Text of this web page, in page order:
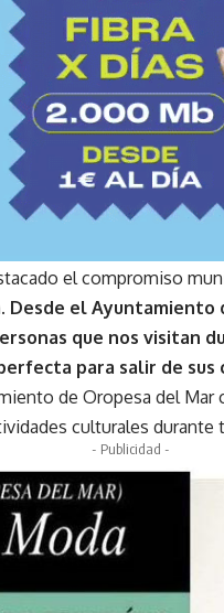
el compromiso
el Ayuntamiento
que nos visitan
para salir de sus
de Oropesa del Mar
culturales durante
- Publicidad -